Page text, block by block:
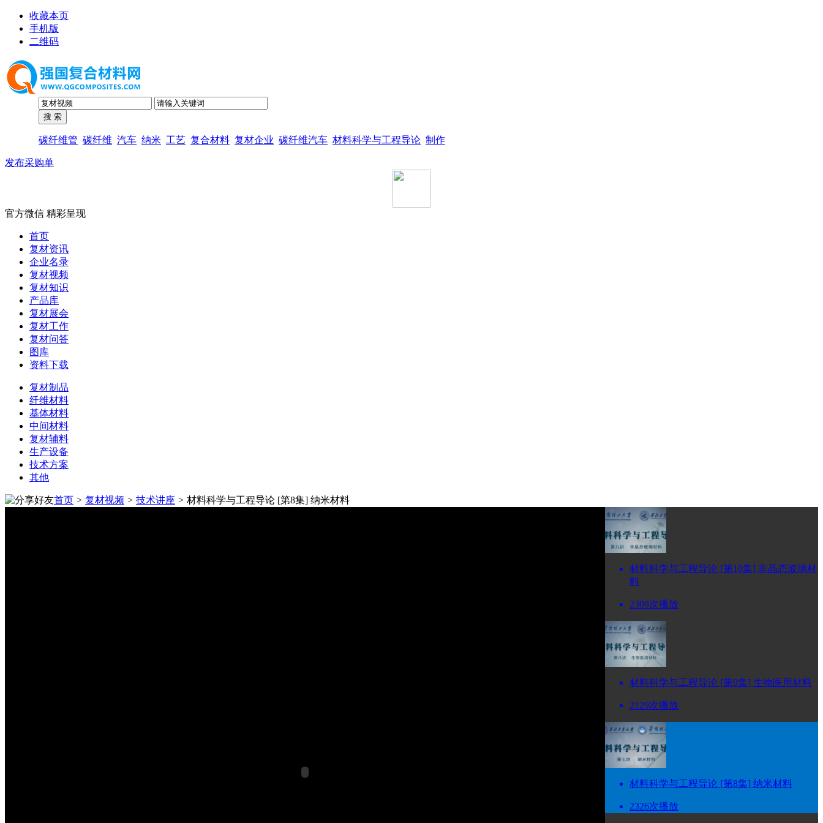
收藏本页
手机版
二维码
碳纤维管 碳纤维 汽车 纳米 工艺 复合材料 复材企业 碳纤维汽车 材料科学与工程导论 制作
发布采购单
官方微信 精彩呈现
首页
复材资讯
企业名录
复材视频
复材知识
产品库
复材展会
复材工作
复材问答
图库
资料下载
复材制品
纤维材料
基体材料
中间材料
复材辅料
生产设备
技术方案
其他
首页 > 复材视频 > 技术讲座 > 材料科学与工程导论 [第8集] 纳米材料
材料科学与工程导论 [第10集] 非晶态玻璃材
料
2309次播放
材料科学与工程导论 [第9集] 生物医用材料
2129次播放
材料科学与工程导论 [第8集] 纳米材料
2326次播放